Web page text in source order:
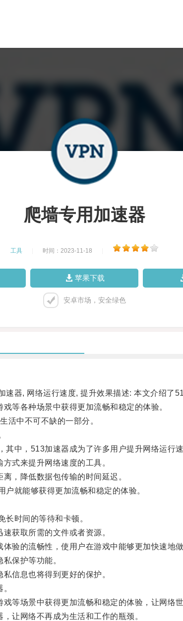
爬墙专用加速器
工具 时间：2023-11-18
苹果下载
安卓市场，安全绿色
, 网络运行速度, 提升效果描述: 本文介绍了
各种场景中获得更加流畅和稳定的体验。
中不可不缺的一部分。
，513加速器成为了许多用户提升网络运行速
式来提升网络速度的工具。
，降低数据包传输的时间延迟。
就能够获得更加流畅和稳定的体验。
时间的等待和卡顿。
获取所需的文件或者资源。
的流畅性，使用户在游戏中能够更加快速地做
保护等功能。
信息也将得到更好的保护。
场景中获得更加流畅和稳定的体验，让网络世
让网络不再成为生活和工作的瓶颈。